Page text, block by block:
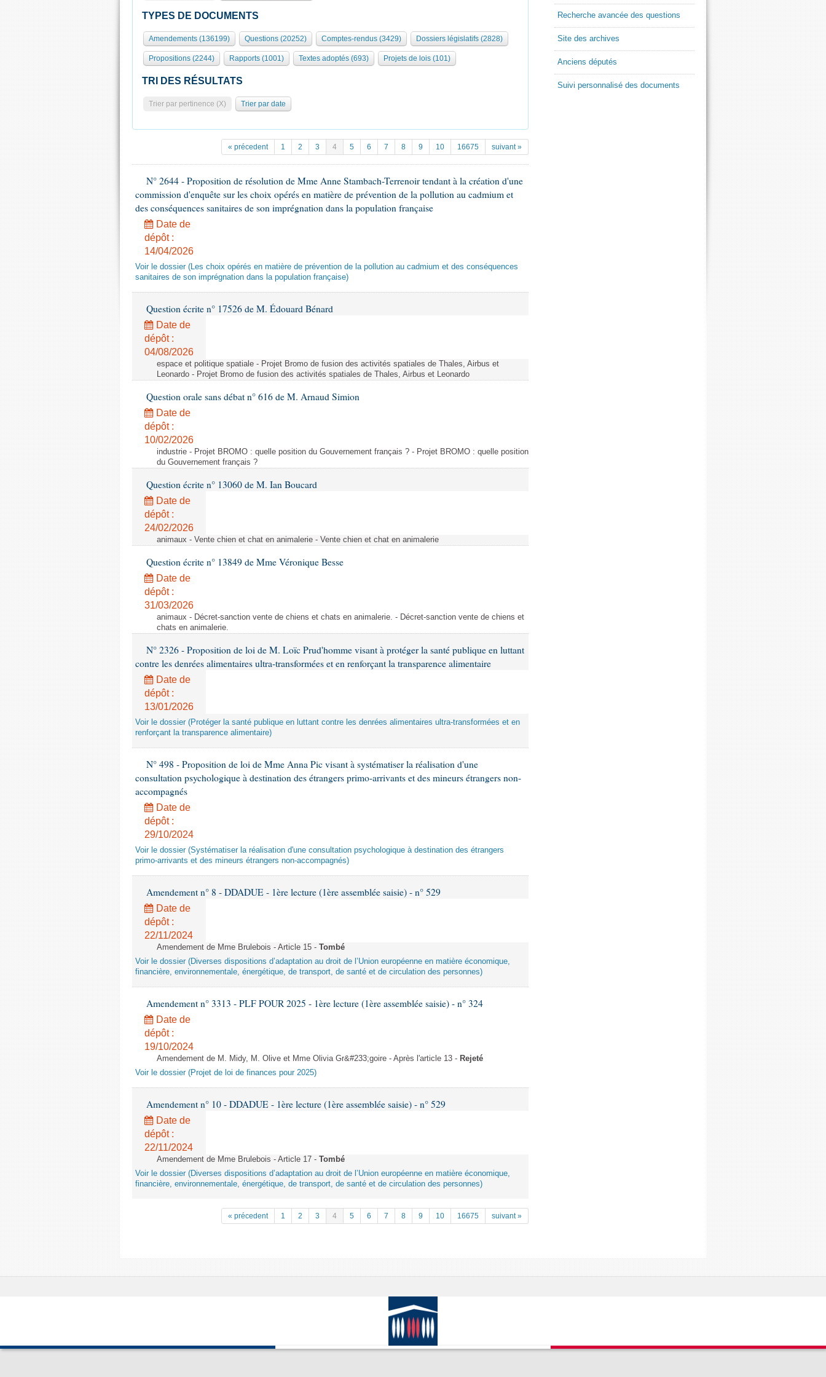
TYPES DE DOCUMENTS
Amendements (136199) Questions (20252) Comptes-rendus (3429) Dossiers législatifs (2828)
Propositions (2244) Rapports (1001) Textes adoptés (693) Projets de lois (101)
TRI DES RÉSULTATS
Trier par pertinence (X) Trier par date
« précedent 1 2 3 4 5 6 7 8 9 10 16675 suivant »
N° 2644 - Proposition de résolution de Mme Anne Stambach-Terrenoir tendant à la création d'une
commission d'enquête sur les choix opérés en matière de prévention de la pollution au cadmium et
des conséquences sanitaires de son imprégnation dans la population française
Date de
dépôt :
14/04/2026
Voir le dossier (Les choix opérés en matière de prévention de la pollution au cadmium et des conséquences
sanitaires de son imprégnation dans la population française)
Question écrite n° 17526 de M. Édouard Bénard
Date de
dépôt :
04/08/2026
espace et politique spatiale - Projet Bromo de fusion des activités spatiales de Thales, Airbus et
Leonardo - Projet Bromo de fusion des activités spatiales de Thales, Airbus et Leonardo
Question orale sans débat n° 616 de M. Arnaud Simion
Date de
dépôt :
10/02/2026
industrie - Projet BROMO : quelle position du Gouvernement français ? - Projet BROMO : quelle position
du Gouvernement français ?
Question écrite n° 13060 de M. Ian Boucard
Date de
dépôt :
24/02/2026
animaux - Vente chien et chat en animalerie - Vente chien et chat en animalerie
Question écrite n° 13849 de Mme Véronique Besse
Date de
dépôt :
31/03/2026
animaux - Décret-sanction vente de chiens et chats en animalerie. - Décret-sanction vente de chiens et
chats en animalerie.
N° 2326 - Proposition de loi de M. Loïc Prud'homme visant à protéger la santé publique en luttant
contre les denrées alimentaires ultra-transformées et en renforçant la transparence alimentaire
Date de
dépôt :
13/01/2026
Voir le dossier (Protéger la santé publique en luttant contre les denrées alimentaires ultra-transformées et en
renforçant la transparence alimentaire)
N° 498 - Proposition de loi de Mme Anna Pic visant à systématiser la réalisation d'une
consultation psychologique à destination des étrangers primo-arrivants et des mineurs étrangers non-
accompagnés
Date de
dépôt :
29/10/2024
Voir le dossier (Systématiser la réalisation d'une consultation psychologique à destination des étrangers
primo-arrivants et des mineurs étrangers non-accompagnés)
Amendement n° 8 - DDADUE - 1ère lecture (1ère assemblée saisie) - n° 529
Date de
dépôt :
22/11/2024
Amendement de Mme Brulebois - Article 15 - Tombé
Voir le dossier (Diverses dispositions d’adaptation au droit de l’Union européenne en matière économique,
financière, environnementale, énergétique, de transport, de santé et de circulation des personnes)
Amendement n° 3313 - PLF POUR 2025 - 1ère lecture (1ère assemblée saisie) - n° 324
Date de
dépôt :
19/10/2024
Amendement de M. Midy, M. Olive et Mme Olivia Gr&#233;goire - Après l'article 13 - Rejeté
Voir le dossier (Projet de loi de finances pour 2025)
Amendement n° 10 - DDADUE - 1ère lecture (1ère assemblée saisie) - n° 529
Date de
dépôt :
22/11/2024
Amendement de Mme Brulebois - Article 17 - Tombé
Voir le dossier (Diverses dispositions d’adaptation au droit de l’Union européenne en matière économique,
financière, environnementale, énergétique, de transport, de santé et de circulation des personnes)
« précedent 1 2 3 4 5 6 7 8 9 10 16675 suivant »
Recherche avancée des questions
Site des archives
Anciens députés
Suivi personnalisé des documents